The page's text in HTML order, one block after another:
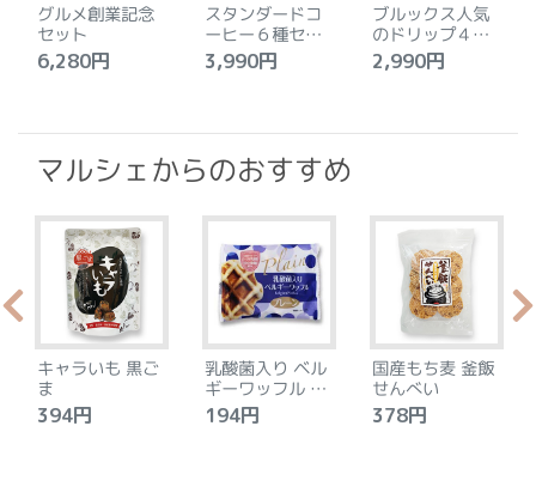
グルメ創業記念
セット
6,280円
スタンダードコ
ーヒー６種セッ
ト
3,990円
ブルックス人気
のドリップ４種
セット
2,990円
マルシェからのおすすめ
キャラいも 黒ご
ま
394円
乳酸菌入り ベル
ギーワッフル プ
レーン
194円
国産もち麦 釜飯
せんべい
378円